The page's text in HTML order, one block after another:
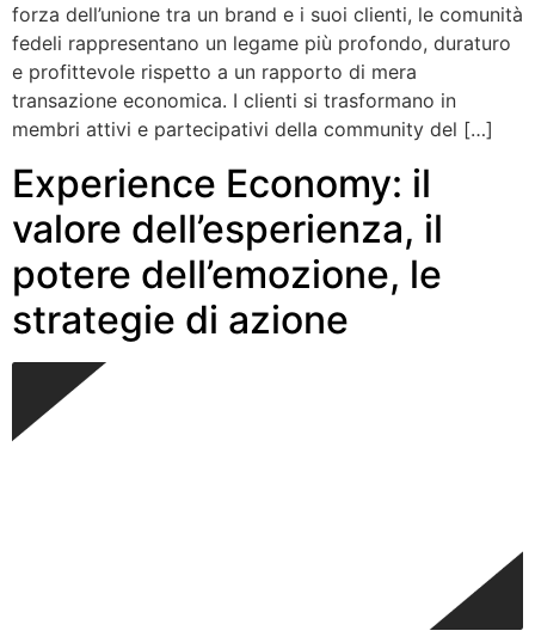
forza dell’unione tra un brand e i suoi clienti, le comunità
fedeli rappresentano un legame più profondo, duraturo
e profittevole rispetto a un rapporto di mera
transazione economica. I clienti si trasformano in
membri attivi e partecipativi della community del […]
Experience Economy: il
valore dell’esperienza, il
potere dell’emozione, le
strategie di azione